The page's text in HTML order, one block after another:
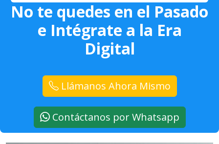
No te quedes en el Pasado
e Intégrate a la Era
Digital
Llámanos Ahora Mismo
Contáctanos por Whatsapp